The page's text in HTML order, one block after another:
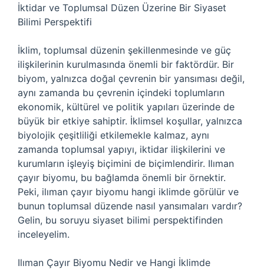
İktidar ve Toplumsal Düzen Üzerine Bir Siyaset
Bilimi Perspektifi
İklim, toplumsal düzenin şekillenmesinde ve güç
ilişkilerinin kurulmasında önemli bir faktördür. Bir
biyom, yalnızca doğal çevrenin bir yansıması değil,
aynı zamanda bu çevrenin içindeki toplumların
ekonomik, kültürel ve politik yapıları üzerinde de
büyük bir etkiye sahiptir. İklimsel koşullar, yalnızca
biyolojik çeşitliliği etkilemekle kalmaz, aynı
zamanda toplumsal yapıyı, iktidar ilişkilerini ve
kurumların işleyiş biçimini de biçimlendirir. Ilıman
çayır biyomu, bu bağlamda önemli bir örnektir.
Peki, ilıman çayır biyomu hangi iklimde görülür ve
bunun toplumsal düzende nasıl yansımaları vardır?
Gelin, bu soruyu siyaset bilimi perspektifinden
inceleyelim.
Ilıman Çayır Biyomu Nedir ve Hangi İklimde